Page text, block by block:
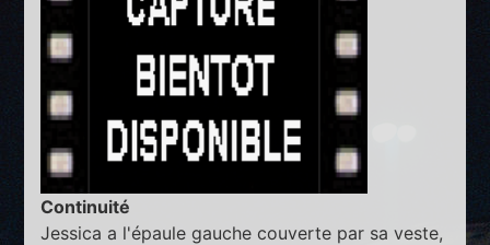
Continuité
Jessica a l'épaule gauche couverte par sa veste,